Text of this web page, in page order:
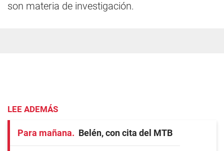
son materia de investigación.
LEE ADEMÁS
Para mañana Belén, con cita del MTB